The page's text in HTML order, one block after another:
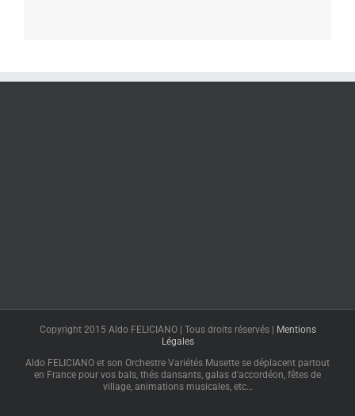
Copyright 2015 Aldo FELICIANO | Tous droits réservés |
Mentions
Légales
Aldo FELICIANO et son Orchestre Variétés Musette se déplacent partout
en France pour vos bals, thés dansants, galas d'accordéon, fêtes de
village, animations musicales, etc…